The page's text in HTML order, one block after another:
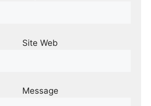
Site Web
Message